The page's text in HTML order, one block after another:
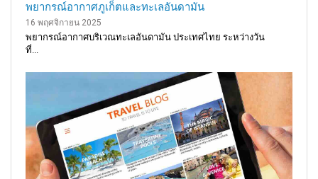
พยากรณ์อากาศภูเก็ตและทะเลอันดามัน
16 พฤศจิกายน 2025
พยากรณ์อากาศบริเวณทะเลอันดามัน ประเทศไทย ระหว่างวัน
ที่...